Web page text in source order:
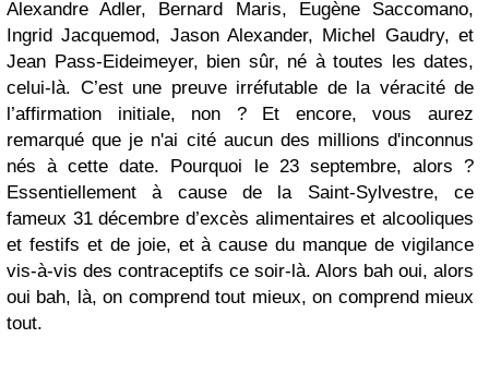
Alexandre Adler, Bernard Maris, Eugène Saccomano,
Ingrid Jacquemod, Jason Alexander, Michel Gaudry, et
Jean Pass-Eideimeyer, bien sûr, né à toutes les dates,
celui-là. C’est une preuve irréfutable de la véracité de
l’affirmation initiale, non ? Et encore, vous aurez
remarqué que je n'ai cité aucun des millions d'inconnus
nés à cette date. Pourquoi le 23 septembre, alors ?
Essentiellement à cause de la Saint-Sylvestre, ce
fameux 31 décembre d’excès alimentaires et alcooliques
et festifs et de joie, et à cause du manque de vigilance
vis-à-vis des contraceptifs ce soir-là. Alors bah oui, alors
oui bah, là, on comprend tout mieux, on comprend mieux
tout.